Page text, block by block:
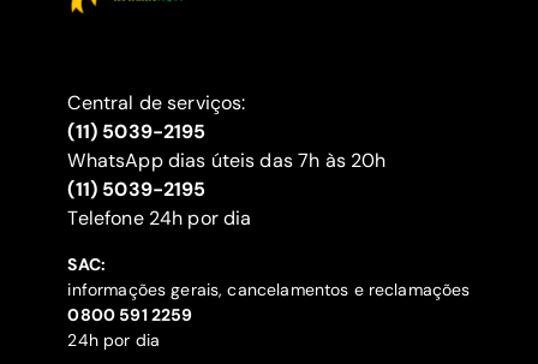
Central de serviços:
(11) 5039-2195
WhatsApp dias úteis das 7h às 20h
(11) 5039-2195
‍Telefone 24h por dia
SAC:
informações gerais, cancelamentos e reclamações
‍0800 591 2259
24h por dia